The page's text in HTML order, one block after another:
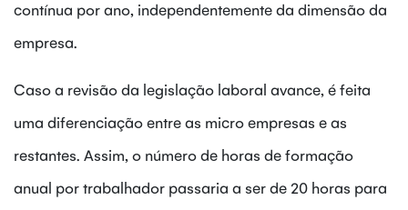
contínua por ano, independentemente da dimensão da
empresa.
Caso a revisão da legislação laboral avance, é feita
uma diferenciação entre as micro empresas e as
restantes. Assim, o número de horas de formação
anual por trabalhador passaria a ser de 20 horas para